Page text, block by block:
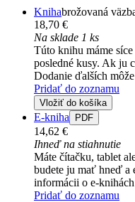
Knihabrožovaná
18,70 €
Na sklade 1 ks
Túto knihu máme
posledné kusy. Ak ju
Dodanie ďalších
Pridať do zoznamu
Vložiť do košíka
E-kniha PDF
14,62 €
Ihneď na stiahnutie
Máte čítačku, tablet
budete ju mať hneď a
informácii o e-knihách
Pridať do zoznamu